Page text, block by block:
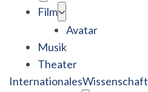
Film
Avatar
Musik
Theater
InternationalesWissenschaft